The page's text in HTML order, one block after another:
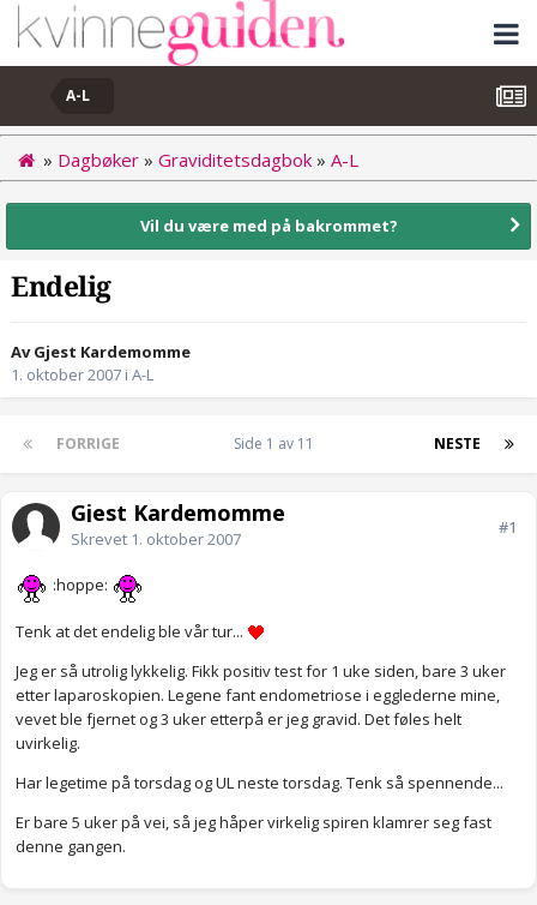
A-L
» Dagbøker » Graviditetsdagbok » A-L
Vil du være med på bakrommet?
Endelig
Av Gjest Kardemomme
1. oktober 2007 i A-L
FORRIGE NESTE
Side 1 av 11
Gjest Kardemomme
Skrevet 1. oktober 2007
#1
:hoppe:
Tenk at det endelig ble vår tur...
Jeg er så utrolig lykkelig. Fikk positiv test for 1 uke siden, bare 3 uker
etter laparoskopien. Legene fant endometriose i egglederne mine,
vevet ble fjernet og 3 uker etterpå er jeg gravid. Det føles helt
uvirkelig.
Har legetime på torsdag og UL neste torsdag. Tenk så spennende...
Er bare 5 uker på vei, så jeg håper virkelig spiren klamrer seg fast
denne gangen.